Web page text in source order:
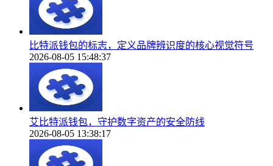
比特派钱包的标志，定义品牌辨识度的核心视觉符号
2026-08-05 15:48:37
艾比特派钱包，守护数字资产的安全防线
2026-08-05 13:38:17